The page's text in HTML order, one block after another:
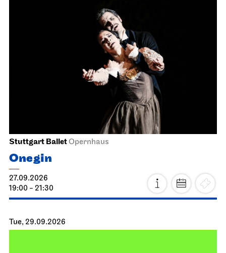
Stuttgart BalletOpernhaus
Onegin
27.09.2026
19:00 - 21:30
Tue, 29.09.2026